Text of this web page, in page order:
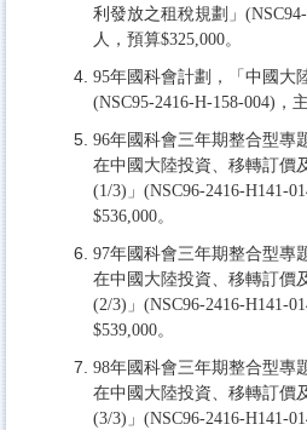
利發放之租稅規劃」
人，預算$325,000。
95年國科會計劃，「中國大
(NSC95-2416-H-158-004)，
96年國科會三年期整合型專
在中國大陸投資、移轉訂價
(1/3)」(NSC96-2416-H141-
$536,000。
97年國科會三年期整合型專
在中國大陸投資、移轉訂價
(2/3)」(NSC96-2416-H141-
$539,000。
98年國科會三年期整合型專
在中國大陸投資、移轉訂價
(3/3)」(NSC96-2416-H141-